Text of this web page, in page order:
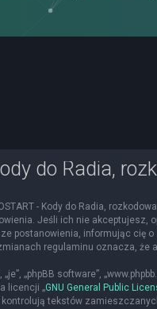
do Radia,
- Kody do Radia,
Jeśli ich nie akceptujesz,
postanowienia, informując cię
regulaminu oznacza,
„je”, „phpBB software”,
licencji „GNU General Public
tekstów